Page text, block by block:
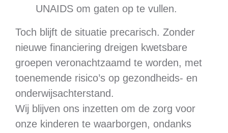
UNAIDS om gaten op te vullen.
Toch blijft de situatie precarisch. Zonder
nieuwe financiering dreigen kwetsbare
groepen veronachtzaamd te worden, met
toenemende risico’s op gezondheids- en
onderwijsachterstand.
Wij blijven ons inzetten om de zorg voor
onze kinderen te waarborgen, ondanks